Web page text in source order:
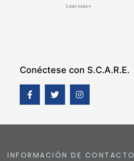
Leer más»
Conéctese con S.C.A.R.E.
INFORMACIÓN DE CONTACTO